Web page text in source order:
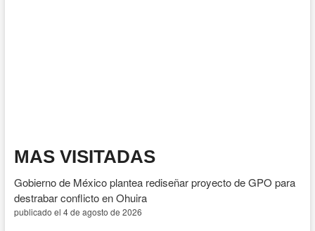
MAS VISITADAS
Gobierno de México plantea rediseñar proyecto de GPO para
destrabar conflicto en Ohuira
publicado el 4 de agosto de 2026